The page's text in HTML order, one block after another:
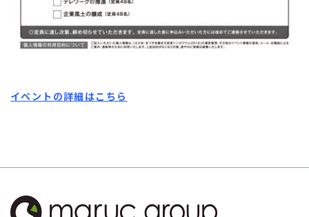
イベントの詳細はこちら